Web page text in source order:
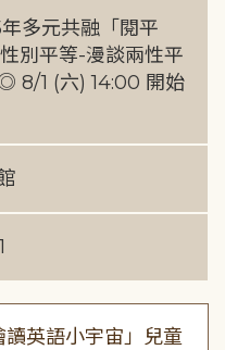
年多元共融「閱平
別平等-漫談兩性平
8/1 (六) 14:00 開始
讀英語小宇宙」兒童